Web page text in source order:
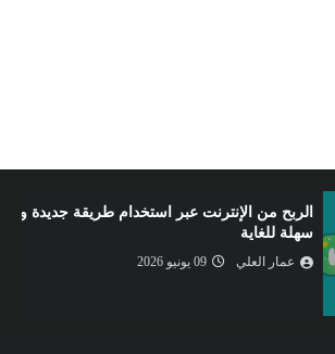
الربح من الإنترنت عبر استخدام طريقة جديدة و
سهلة للغاية
عمار العلي 09 يونيو 2026